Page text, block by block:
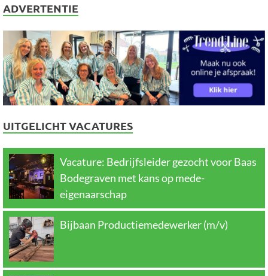
ADVERTENTIE
UITGELICHT VACATURES
Vacature: Bedrijfsleider gezocht voor Baas
Bodegraven met kans op mede-
eigenaarschap
Bijbaan Productiemedewerker (m/v)